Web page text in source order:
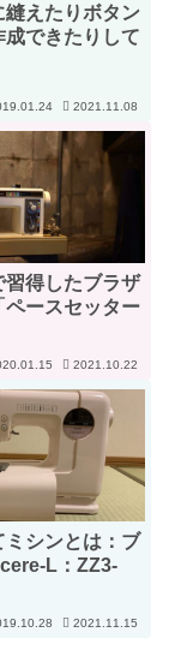
縫えたりボタン
成できたりして
2021.11.08
習得したブラザ
ペースセッター
2021.10.22
ミシンとは：ブ
L：ZZ3-
2021.11.15